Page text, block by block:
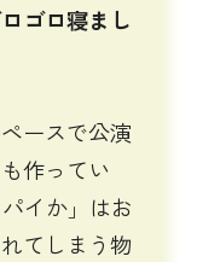
ゴロ寝まし
ースで公演
作ってい
イか」はお
てしまう物